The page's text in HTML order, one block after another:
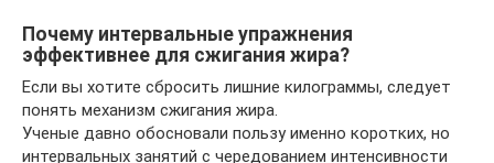
Почему интервальные упражнения
эффективнее для сжигания жира?
Если вы хотите сбросить лишние килограммы, следует
понять механизм сжигания жира.
Ученые давно обосновали пользу именно коротких, но
интервальных занятий с чередованием интенсивности